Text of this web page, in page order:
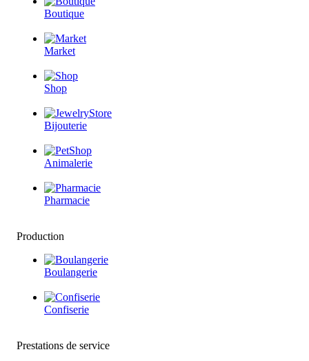
Boutique
Market
Shop
Bijouterie
Animalerie
Pharmacie
Production
Boulangerie
Confiserie
Prestations de service